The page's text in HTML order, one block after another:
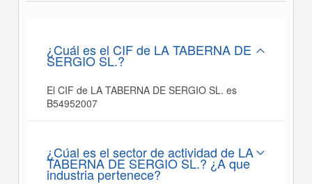
¿Cuál es el CIF de LA TABERNA DE
SERGIO SL.?
El CIF de LA TABERNA DE SERGIO SL. es
B54952007
¿Cúal es el sector de actividad de LA
TABERNA DE SERGIO SL.? ¿A que
industria pertenece?